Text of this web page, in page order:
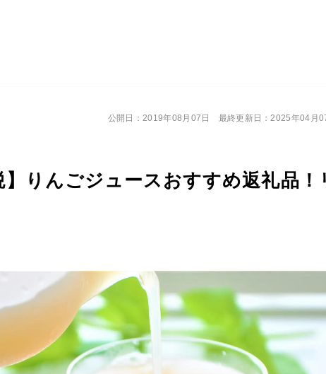
】りんごジュースおすすめ返礼品！
公開日：2019年08月07日 最終更新日：2025年04月